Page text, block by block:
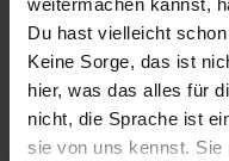
Du hast vielleicht
Keine Sorge, das ist
hier, was das alles für
nicht, die Sprache ist
sie von uns kennst.
möchten Dir eine
sportiven Atmosphäre
erwarten nette Kollegen,
und eine tolle
überdurchschnittliche